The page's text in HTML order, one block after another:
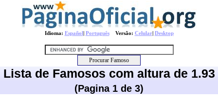
Idioma: Español| PortuguêsVersão: Celular| Desktop
Lista de Famosos com altura de 1.93
(Pagina 1 de 3)